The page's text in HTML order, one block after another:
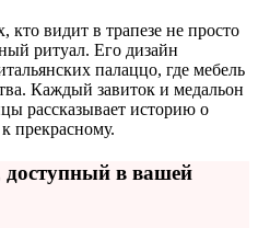
кто видит в трапезе не просто
ритуал. Его дизайн
палаццо, где мебель
Каждый завиток и медальон
рассказывает историю о
прекрасному.
в вашей